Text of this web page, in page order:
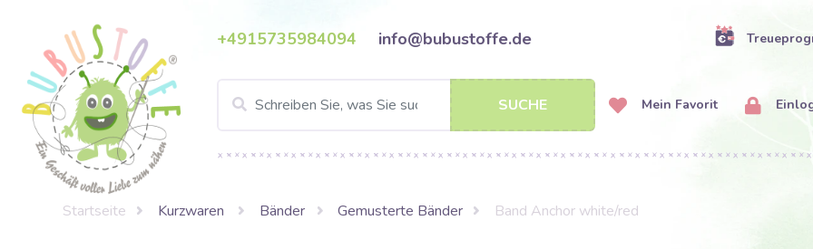
+4915735984094 info@bubustoffe.de
SUCHE Mein Favorit
Startseite Kurzwaren Bänder Gemusterte Bänder Band Anchor white/red